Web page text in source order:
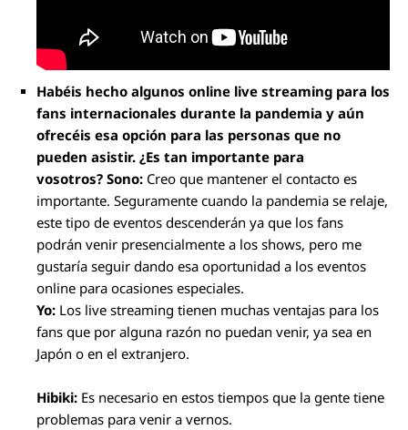
Habéis hecho algunos online live streaming para los
fans internacionales durante la pandemia y aún
ofrecéis esa opción para las personas que no
pueden asistir. ¿Es tan importante para
vosotros? Sono: Creo que mantener el contacto es
importante. Seguramente cuando la pandemia se relaje,
este tipo de eventos descenderán ya que los fans
podrán venir presencialmente a los shows, pero me
gustaría seguir dando esa oportunidad a los eventos
online para ocasiones especiales.
Yo: Los live streaming tienen muchas ventajas para los
fans que por alguna razón no puedan venir, ya sea en
Japón o en el extranjero.
Hibiki: Es necesario en estos tiempos que la gente tiene
problemas para venir a vernos.